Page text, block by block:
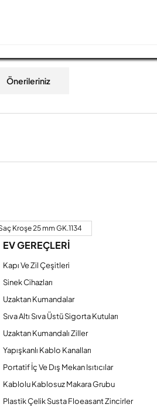
Önerileriniz
Bu ürüne ilk yorumu siz yapın!
Yorum Yaz
Gönder
Kroşe 25 mm GK.1134
EV GEREÇLERİ
Kapı Ve Zil Çeşitleri
Sinek Cihazları
Uzaktan Kumandalar
Sıva Altı Sıva Üstü Sigorta Kutuları
Uzaktan Kumandalı Ziller
Yapışkanlı Kablo Kanalları
Portatif İç Ve Dış Mekan Isıtıcılar
Kablolu Kablosuz Makara Grubu
Plastik Çelik Susta Floeasant Zincirler